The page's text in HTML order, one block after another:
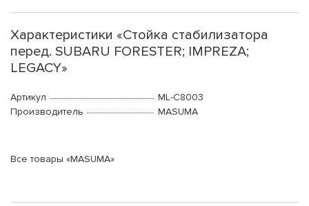
Характеристики «Стойка стабилизатора
перед. SUBARU FORESTER; IMPREZA;
LEGACY»
Артикул
ML-C8003
Производитель
MASUMA
Все товары «MASUMA»